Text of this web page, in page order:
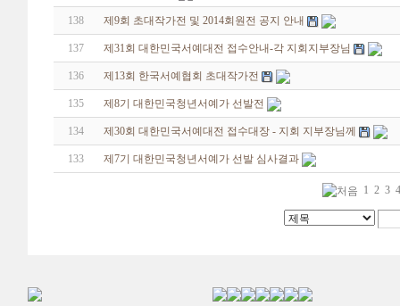
138 제9회 초대작가전 및 2014회원전 공지 안내
137 제31회 대한민국서예대전 접수안내-각 지회지부장님
136 제13회 한국서예협회 초대작가전
135 제8기 대한민국청년서예가 선발전
134 제30회 대한민국서예대전 접수대장 - 지회 지부장님께
133 제7기 대한민국청년서예가 선발 심사결과
1 2 3 4